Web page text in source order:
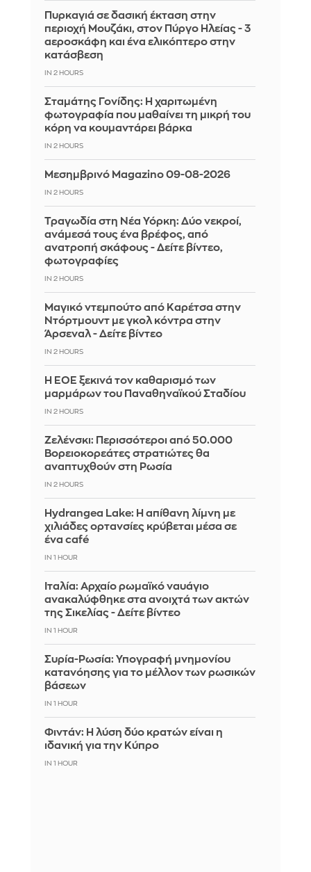
Πυρκαγιά σε δασική έκταση στην
περιοχή Μουζάκι, στον Πύργο Ηλείας - 3
αεροσκάφη και ένα ελικόπτερο στην
κατάσβεση
IN 2 HOURS
Σταμάτης Γονίδης: Η χαριτωμένη
φωτογραφία που μαθαίνει τη μικρή του
κόρη να κουμαντάρει βάρκα
IN 2 HOURS
Μεσημβρινό Magazino 09-08-2026
IN 2 HOURS
Τραγωδία στη Νέα Υόρκη: Δύο νεκροί,
ανάμεσά τους ένα βρέφος, από
ανατροπή σκάφους - Δείτε βίντεο,
φωτογραφίες
IN 2 HOURS
Μαγικό ντεμπούτο από Καρέτσα στην
Ντόρτμουντ με γκολ κόντρα στην
Άρσεναλ - Δείτε βίντεο
IN 2 HOURS
Η ΕΟΕ ξεκινά τον καθαρισμό των
μαρμάρων του Παναθηναϊκού Σταδίου
IN 2 HOURS
Ζελένσκι: Περισσότεροι από 50.000
Βορειοκορεάτες στρατιώτες θα
αναπτυχθούν στη Ρωσία
IN 2 HOURS
Hydrangea Lake: Η απίθανη λίμνη με
χιλιάδες ορτανσίες κρύβεται μέσα σε
ένα café
IN 1 HOUR
Ιταλία: Αρχαίο ρωμαϊκό ναυάγιο
ανακαλύφθηκε στα ανοιχτά των ακτών
της Σικελίας - Δείτε βίντεο
IN 1 HOUR
Συρία-Ρωσία: Υπογραφή μνημονίου
κατανόησης για το μέλλον των ρωσικών
βάσεων
IN 1 HOUR
Φιντάν: Η λύση δύο κρατών είναι η
ιδανική για την Κύπρο
IN 1 HOUR